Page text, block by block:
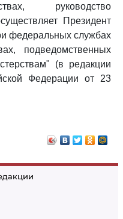
руководство
Президент
федеральных службах
подведомственных
(в редакции
Федерации от 23